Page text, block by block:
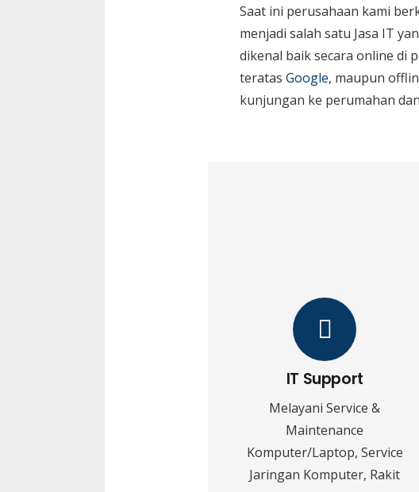
Saat ini perusahaan kami
menjadi salah satu Jasa IT
dikenal baik secara online di
teratas Google, maupun
kunjungan ke perumahan
IT Support
Melayani Service &
Maintenance
Komputer/Laptop, Service
Jaringan Komputer, Rakit